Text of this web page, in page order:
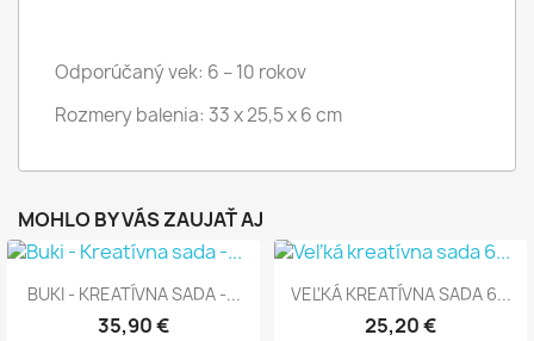
Odporúčaný vek: 6 – 10 rokov
Rozmery balenia: 33 x 25,5 x 6 cm
MOHLO BY VÁS ZAUJAŤ AJ
BUKI - KREATÍVNA SADA -...
35,90 €
VEĽKÁ KREATÍVNA SADA 6...
25,20 €